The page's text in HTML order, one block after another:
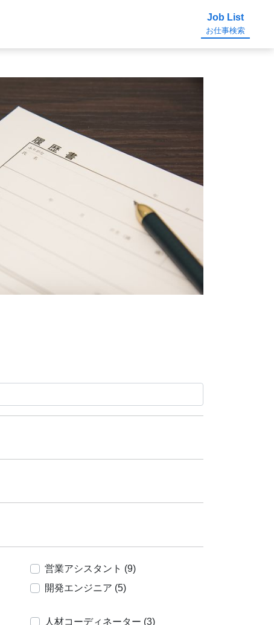
Job List
お仕事検索
営業アシスタント (9)
開発エンジニア (5)
人材コーディネーター (3)